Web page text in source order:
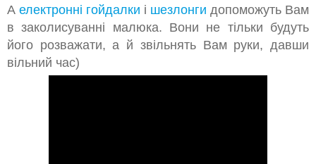
А електронні гойдалки і шезлонги допоможуть Вам
в заколисуванні малюка. Вони не тільки будуть
його розважати, а й звільнять Вам руки, давши
вільний час)